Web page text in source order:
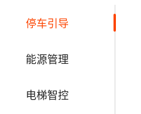
停车引导
能源管理
电梯智控